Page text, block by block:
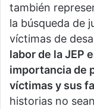
también
la búsqueda de
víctimas de
labor de la JEP
importancia de
víctimas y sus
historias no